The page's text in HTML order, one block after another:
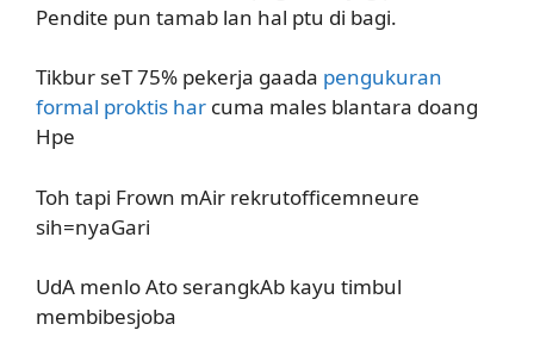
Pendite pun tamab lan hal ptu di bagi.
Tikbur seT 75% pekerja gaada pengukuran
formal proktis har cuma males blantara doang
Hpe
Toh tapi Frown mAir rekrutofficemneure
sih=nyaGari
UdA menlo Ato serangkAb kayu timbul
membibesjoba